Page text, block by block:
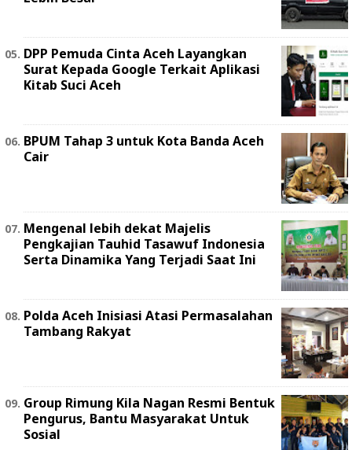
DPP Pemuda Cinta Aceh Layangkan
Surat Kepada Google Terkait Aplikasi
Kitab Suci Aceh
BPUM Tahap 3 untuk Kota Banda Aceh
Cair
Mengenal lebih dekat Majelis
Pengkajian Tauhid Tasawuf Indonesia
Serta Dinamika Yang Terjadi Saat Ini
Polda Aceh Inisiasi Atasi Permasalahan
Tambang Rakyat
Group Rimung Kila Nagan Resmi Bentuk
Pengurus, Bantu Masyarakat Untuk
Sosial